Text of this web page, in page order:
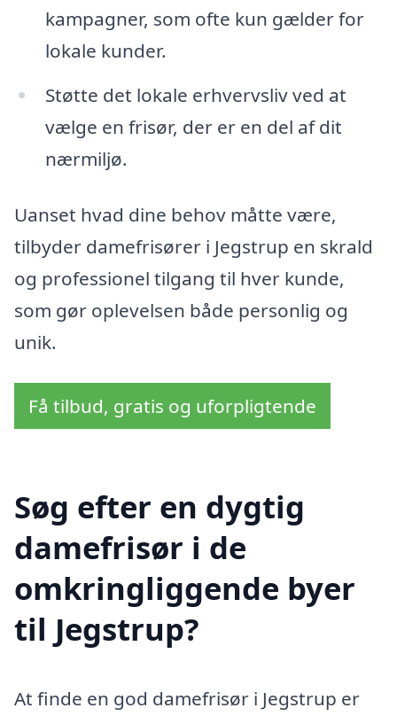
kampagner, som ofte kun gælder for
lokale kunder.
Støtte det lokale erhvervsliv ved at
vælge en frisør, der er en del af dit
nærmiljø.
Uanset hvad dine behov måtte være,
tilbyder damefrisører i Jegstrup en skrald
og professionel tilgang til hver kunde,
som gør oplevelsen både personlig og
unik.
Få tilbud, gratis og uforpligtende
Søg efter en dygtig
damefrisør i de
omkringliggende byer
til Jegstrup?
At finde en god damefrisør i Jegstrup er